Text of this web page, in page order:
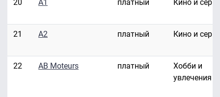
20 A1 платный Кино и
21 A2 платный Кино и
22 AB Moteurs платный
Хобби и
увлечения